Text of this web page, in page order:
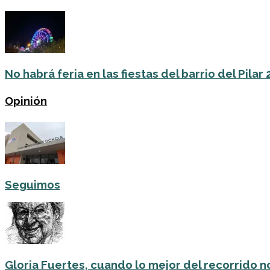
No habrá feria en las fiestas del barrio del Pilar
Opinión
Seguimos
Gloria Fuertes, cuando lo mejor del recorrido